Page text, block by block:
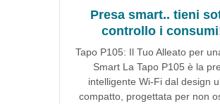
Presa smart.. tieni
controllo i
Tapo P105: Il Tuo Alleato per
Smart La Tapo P105 è la
intelligente Wi-Fi dal design
compatto, progettata per non